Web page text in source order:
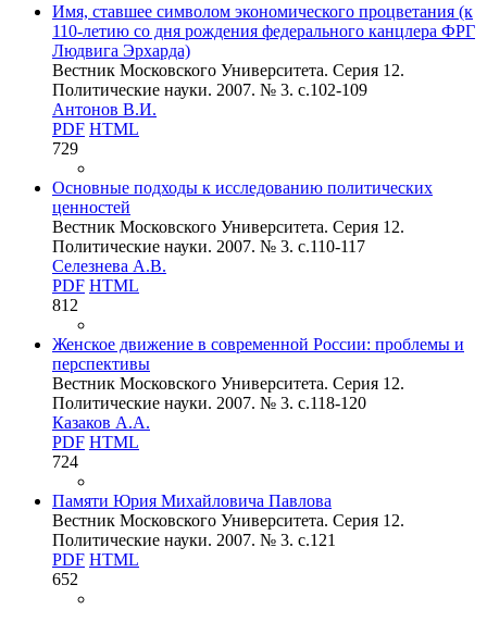
Имя, ставшее символом экономического процветания (к
110-летию со дня рождения федерального канцлера ФРГ
Людвига Эрхарда)
Вестник Московского Университета. Серия 12.
Политические науки. 2007. № 3. c.102-109
Антонов В.И.
PDF HTML
729
Основные подходы к исследованию политических
ценностей
Вестник Московского Университета. Серия 12.
Политические науки. 2007. № 3. c.110-117
Селезнева А.В.
PDF HTML
812
Женское движение в современной России: проблемы и
перспективы
Вестник Московского Университета. Серия 12.
Политические науки. 2007. № 3. c.118-120
Казаков А.А.
PDF HTML
724
Памяти Юрия Михайловича Павлова
Вестник Московского Университета. Серия 12.
Политические науки. 2007. № 3. c.121
PDF HTML
652